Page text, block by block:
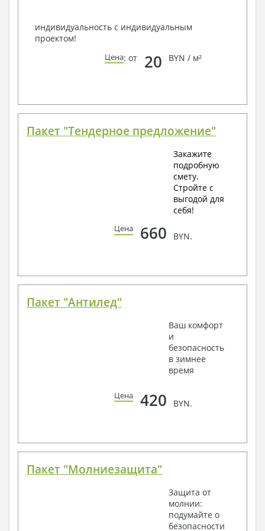
индивидуальность с индивидуальным
проектом!
Цена: от 20 BYN / м²
Пакет "Тендерное предложение"
Закажите
подробную
смету.
Стройте с
выгодой для
себя!
Цена 660 BYN.
Пакет "Антилед"
Ваш комфорт
и
безопасность
в зимнее
время
Цена 420 BYN.
Пакет "Молниезащита"
Защита от
молнии:
подумайте о
безопасности